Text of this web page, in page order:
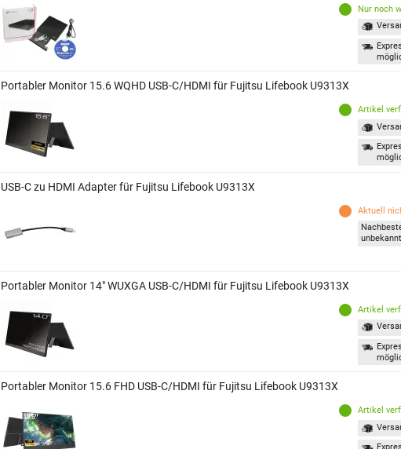
Nur noch
Portabler Monitor 15.6 WQHD USB-C/HDMI für Fujitsu Lifebook U9313X
Artikel
USB-C zu HDMI Adapter für Fujitsu Lifebook U9313X
Aktuell
unbekannt
Portabler Monitor 14" WUXGA USB-C/HDMI für Fujitsu Lifebook U9313X
Artikel
Portabler Monitor 15.6 FHD USB-C/HDMI für Fujitsu Lifebook U9313X
Artikel